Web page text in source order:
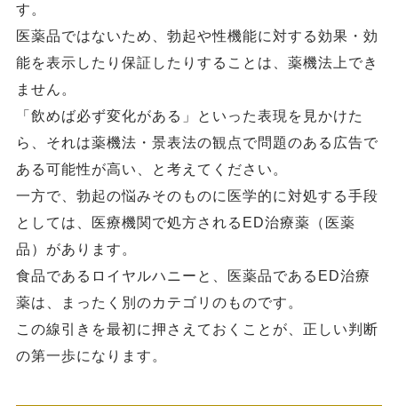
す。
医薬品ではないため、勃起や性機能に対する効果・効
能を表示したり保証したりすることは、薬機法上でき
ません。
「飲めば必ず変化がある」といった表現を見かけた
ら、それは薬機法・景表法の観点で問題のある広告で
ある可能性が高い、と考えてください。
一方で、勃起の悩みそのものに医学的に対処する手段
としては、医療機関で処方されるED治療薬（医薬
品）があります。
食品であるロイヤルハニーと、医薬品であるED治療
薬は、まったく別のカテゴリのものです。
この線引きを最初に押さえておくことが、正しい判断
の第一歩になります。